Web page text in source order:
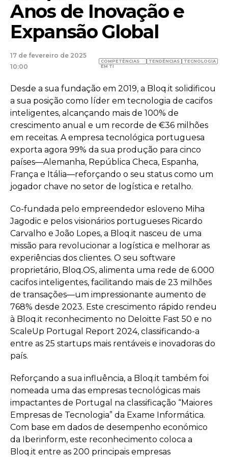
Anos de Inovação e
Expansão Global
17 de fevereiro de 2025
10:00
COMPETÊNCIAS
EM TI
TENDÊNCIAS TECNOLOGIA
Desde a sua fundação em 2019, a Bloq.it solidificou
a sua posição como líder em tecnologia de cacifos
inteligentes, alcançando mais de 100% de
crescimento anual e um recorde de €36 milhões
em receitas. A empresa tecnológica portuguesa
exporta agora 99% da sua produção para cinco
países—Alemanha, República Checa, Espanha,
França e Itália—reforçando o seu status como um
jogador chave no setor de logística e retalho.
Co-fundada pelo empreendedor esloveno Miha
Jagodic e pelos visionários portugueses Ricardo
Carvalho e João Lopes, a Bloq.it nasceu de uma
missão para revolucionar a logística e melhorar as
experiências dos clientes. O seu software
proprietário, Bloq.OS, alimenta uma rede de 6.000
cacifos inteligentes, facilitando mais de 23 milhões
de transações—um impressionante aumento de
768% desde 2023. Este crescimento rápido rendeu
à Bloq.it reconhecimento no Deloitte Fast 50 e no
ScaleUp Portugal Report 2024, classificando-a
entre as 25 startups mais rentáveis e inovadoras do
país.
Reforçando a sua influência, a Bloq.it também foi
nomeada uma das empresas tecnológicas mais
impactantes de Portugal na classificação “Maiores
Empresas de Tecnologia” da Exame Informática.
Com base em dados de desempenho económico
da Iberinform, este reconhecimento coloca a
Bloq.it entre as 200 principais empresas